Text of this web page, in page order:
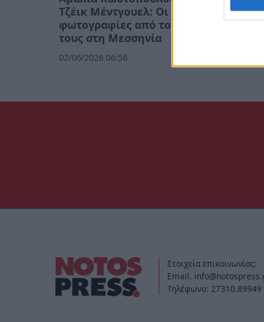
Τζέικ Μέντγουελ: Οι
φωτογραφίες από τον γάμο
τους στη Μεσσηνία
02/06/2026 06:58
Στοιχεία επικοινωνίας:
Email.
Τηλέφωνο: 27310.89949